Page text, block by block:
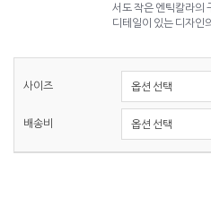
서도 작은 엔틱칼라의
디테일이 있는 디자인
사이즈
배송비